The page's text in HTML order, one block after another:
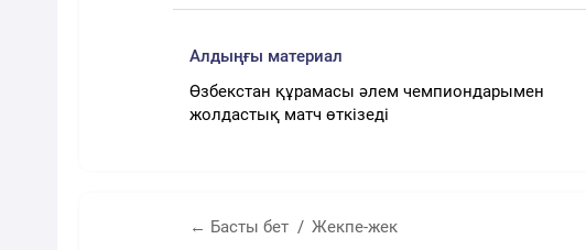
Алдыңғы материал
Өзбекстан құрамасы әлем чемпиондарымен
жолдастық матч өткізеді
← Басты бет Жекпе-жек